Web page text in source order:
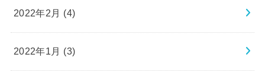
2022年2月 (4)
2022年1月 (3)